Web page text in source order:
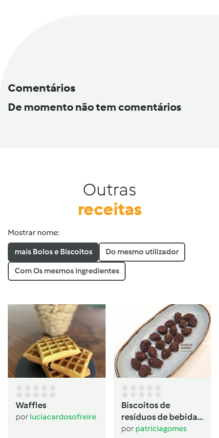
Comentários
De momento não tem comentários
Outras
receitas
Mostrar nome:
mais Bolos e Biscoitos Do mesmo utilizador
Com Os mesmos ingredientes
Waffles
por luciacardosofreire
Biscoitos de
resíduos de bebida
de aveia
por patriciagomes